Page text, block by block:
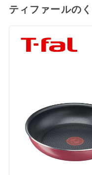
ティファールの